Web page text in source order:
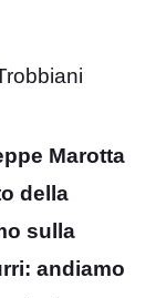
Marotta
della
sulla
andiamo